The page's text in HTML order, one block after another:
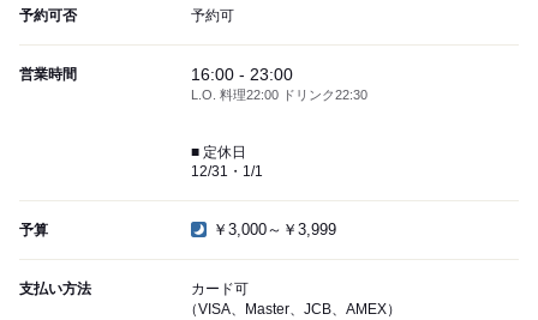
予約可否 予約可
営業時間 16:00 - 23:00
L.O. 料理22:00 ドリンク22:30
■ 定休日
12/31・1/1
予算 ￥3,000～￥3,999
支払い方法
カード可
（VISA、Master、JCB、AMEX）